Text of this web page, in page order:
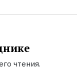
чтения.